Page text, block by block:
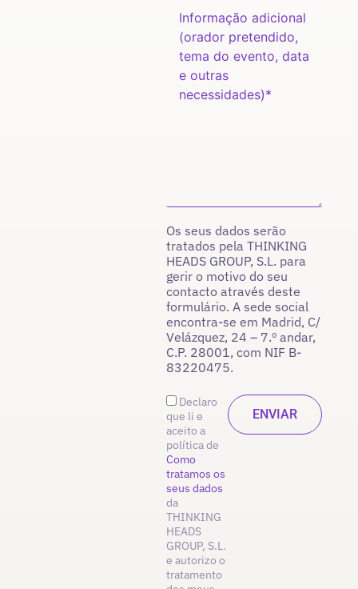
Os seus dados serão
tratados pela THINKING
HEADS GROUP, S.L. para
gerir o motivo do seu
contacto através deste
formulário. A sede social
encontra-se em Madrid, C/
Velázquez, 24 – 7.º andar,
C.P. 28001, com NIF B-
83220475.
Declaro
que li e
aceito a
política de
Como
tratamos os
seus dados
da
THINKING
HEADS
GROUP, S.L.
e autorizo o
tratamento